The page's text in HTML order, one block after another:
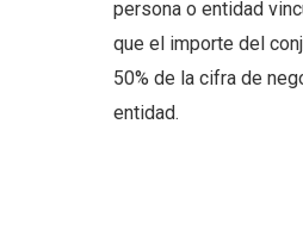
persona o entidad
que el importe del
50% de la cifra de
entidad.